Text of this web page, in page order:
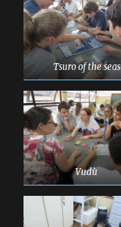
Tsuro of the seas
Vudù